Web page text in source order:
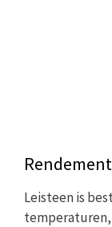
Rendement
Leisteen is